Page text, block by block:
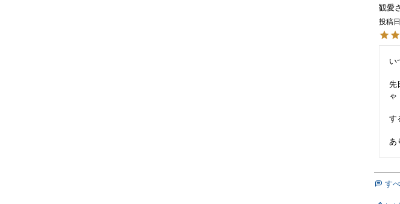
観愛
投稿日
い
先
ゃ
す
あ
す